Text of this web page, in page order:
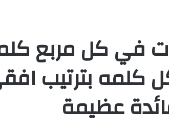
في كل مربع
كلمه بترتيب
عظيمة